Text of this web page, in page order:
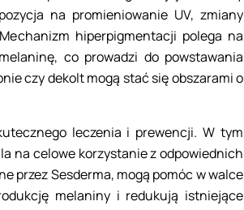
na promieniowanie UV, zmiany
hiperpigmentacji polega na
co prowadzi do powstawania
czy dekolt mogą stać się obszarami o
leczenia i prewencji. W tym
na celowe korzystanie z odpowiednich
przez Sesderma, mogą pomóc w walce
melaniny i redukują istniejące